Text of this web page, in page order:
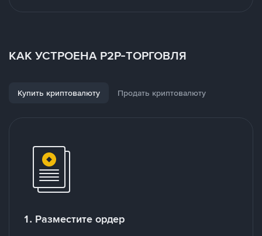
КАК УСТРОЕНА P2P-ТОРГОВЛЯ
Купить криптовалюту Продать криптовалюту
1. Разместите ордер